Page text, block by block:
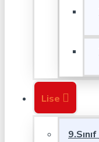
Lise
9.Sınıf